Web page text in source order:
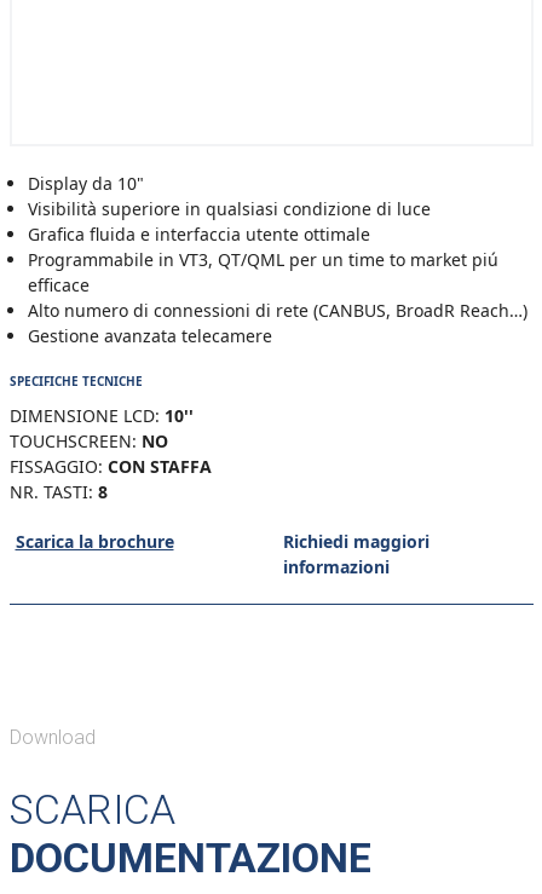
Display da 10"
Visibilità superiore in qualsiasi condizione di luce
Grafica fluida e interfaccia utente ottimale
Programmabile in VT3, QT/QML per un time to market piú
efficace
Alto numero di connessioni di rete (CANBUS, BroadR Reach…)
Gestione avanzata telecamere
SPECIFICHE TECNICHE
DIMENSIONE LCD: 10''
TOUCHSCREEN: NO
FISSAGGIO: CON STAFFA
NR. TASTI: 8
Scarica la brochure
Richiedi maggiori
informazioni
Download
SCARICA
DOCUMENTAZIONE